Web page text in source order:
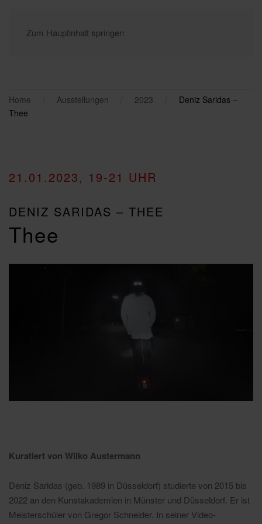
Zum Hauptinhalt springen
Home Ausstellungen 2023
Deniz Saridas –
Thee
21.01.2023, 19-21 UHR
DENIZ SARIDAS – THEE
Thee
Kuratiert von Wilko Austermann
Deniz Saridas (geb. 1989 in Düsseldorf) studierte von 2015 bis
2022 an den Kunstakademien in Münster und Düsseldorf. Er ist
Meisterschüler von Gregor Schneider. In seiner Video-